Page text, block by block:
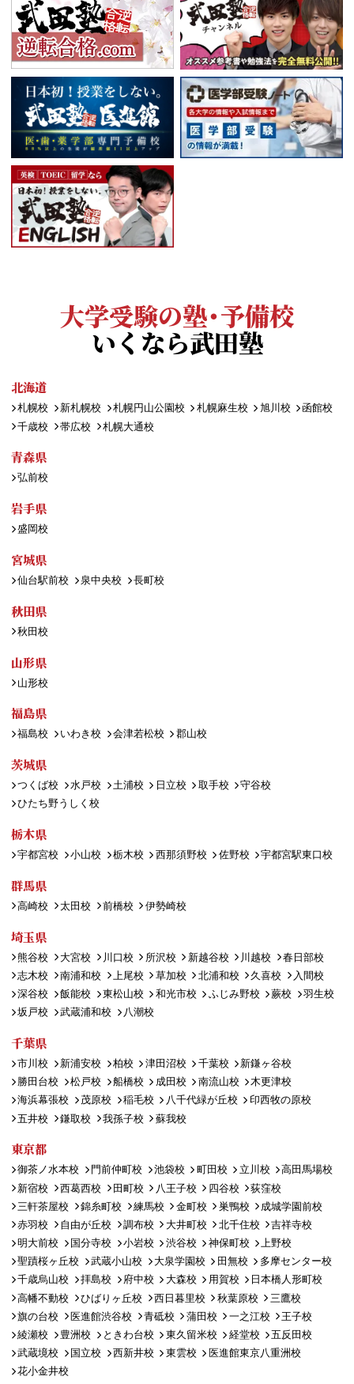
大学受験の塾・予備校
いくなら武田塾
北海道
札幌校 新札幌校 札幌円山公園校 札幌麻生校 旭川校
函館校
千歳校
帯広校 札幌大通校
青森県
弘前校
岩手県
盛岡校
宮城県
仙台駅前校 泉中央校 長町校
秋田県
秋田校
山形県
山形校
福島県
福島校 いわき校 会津若松校 郡山校
茨城県
つくば校 水戸校 土浦校 日立校 取手校
守谷校
ひたち野うしく校
栃木県
宇都宮校 小山校 栃木校 西那須野校 佐野校 宇都宮駅東口校
群馬県
高崎校 太田校 前橋校 伊勢崎校
埼玉県
熊谷校 大宮校 川口校 所沢校 新越谷校 川越校
春日部校
志木校
南浦和校 上尾校 草加校 北浦和校 久喜校
入間校
深谷校
飯能校 東松山校 和光市校 ふじみ野校 蕨校
羽生校
坂戸校
武蔵浦和校 八潮校
千葉県
市川校 新浦安校 柏校 津田沼校 千葉校
新鎌ヶ谷校
勝田台校
松戸校 船橋校 成田校 南流山校
木更津校
海浜幕張校
茂原校 稲毛校 八千代緑が丘校
印西牧の原校
五井校
鎌取校 我孫子校 蘇我校
東京都
御茶ノ水本校 門前仲町校 池袋校 町田校 立川校
高田馬場校
新宿校
西葛西校 田町校 八王子校 四谷校
荻窪校
三軒茶屋校
錦糸町校 練馬校 金町校 巣鴨校
成城学園前校
赤羽校
自由が丘校 調布校 大井町校 北千住校
吉祥寺校
明大前校
国分寺校 小岩校 渋谷校 神保町校
上野校
聖蹟桜ヶ丘校
武蔵小山校 大泉学園校 田無校
多摩センター校
千歳烏山校
拝島校 府中校 大森校 用賀校
日本橋人形町校
高幡不動校
ひばりヶ丘校 西日暮里校 秋葉原校
三鷹校
旗の台校
医進館渋谷校 青砥校 蒲田校 一之江校
王子校
綾瀬校
豊洲校 ときわ台校 東久留米校 経堂校
五反田校
武蔵境校
国立校 西新井校 東雲校
医進館東京八重洲校
花小金井校